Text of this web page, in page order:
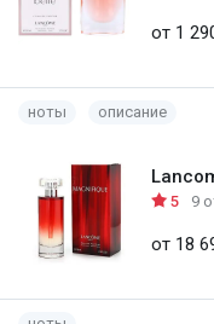
от 1
ноты описание
5 9
от 18